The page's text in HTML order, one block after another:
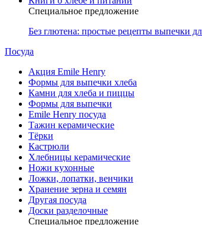
Специальное предложение
Без глютена: простые рецепты выпечки
Посуда
Акция Emile Henry
Формы для выпечки хлеба
Камни для хлеба и пиццы
Формы для выпечки
Emile Henry посуда
Тажин керамические
Тёрки
Кастрюли
Хлебницы керамические
Ножи кухонные
Ложки, лопатки, венчики
Хранение зерна и семян
Другая посуда
Доски разделочные
Специальное предложение